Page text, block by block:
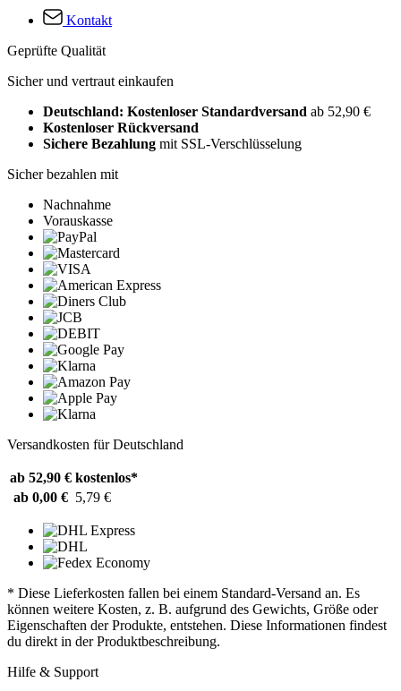
Kontakt
Geprüfte Qualität
Sicher und vertraut einkaufen
Deutschland: Kostenloser Standardversand ab 52,90 €
Kostenloser Rückversand
Sichere Bezahlung mit SSL-Verschlüsselung
Sicher bezahlen mit
Nachnahme
Vorauskasse
Versandkosten für Deutschland
ab 52,90 € kostenlos*
ab 0,00 € 5,79 €
* Diese Lieferkosten fallen bei einem Standard-Versand an. Es
können weitere Kosten, z. B. aufgrund des Gewichts, Größe oder
Eigenschaften der Produkte, entstehen. Diese Informationen findest
du direkt in der Produktbeschreibung.
Hilfe & Support